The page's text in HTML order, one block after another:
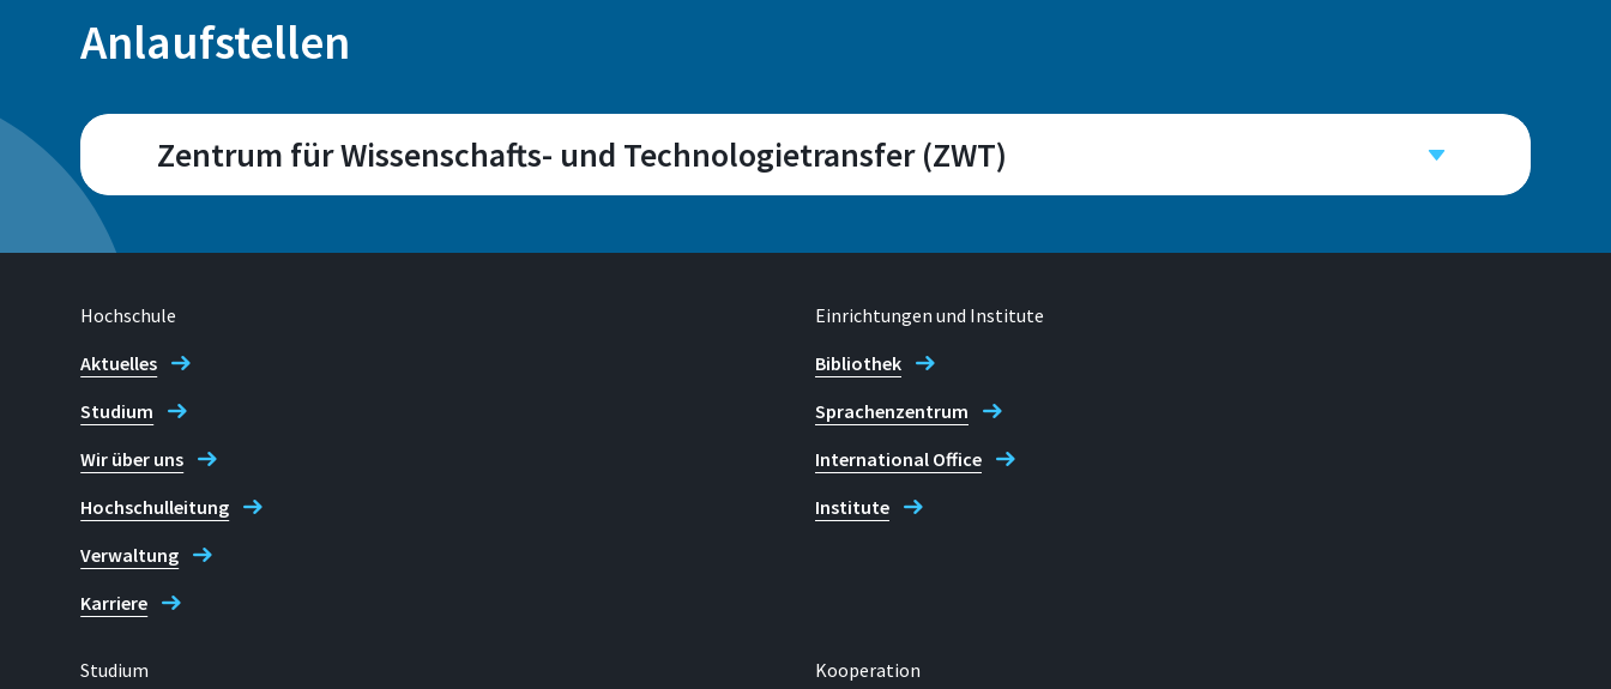
Anlaufstellen
Zentrum für Wissenschafts- und Technologietransfer (ZWT)
Sankt Augustin
zwt@h-brs.de
Hochschule
Aktuelles
Studium
Wir über uns
Hochschulleitung
Verwaltung
Karriere
Einrichtungen und Institute
Bibliothek
Sprachenzentrum
International Office
Institute
Studium
Kooperation